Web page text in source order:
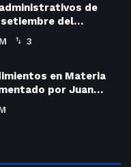
de
setiembre del…
3
en Materia
por Juan…